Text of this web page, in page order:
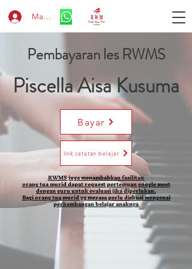
Masuk
Pembayaran les RWMS
Piscella Aisa Kusuma
Bayar
link catatan belajar
RWMS juga menambahkan fasilitas:
orang tua murid dapat request pertemuan google meet
dengan guru untuk evaluasi jika diperlukan.
Bagi orang tua murid yg merasa perlu diskusi mengenai
perkembangan belajar anaknya